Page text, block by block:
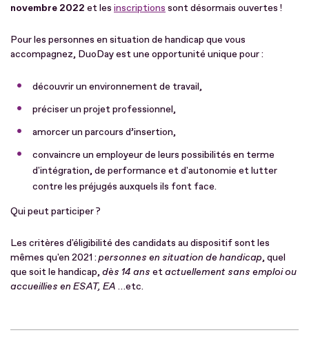
novembre 2022 et les inscriptions sont désormais ouvertes !
Pour les personnes en situation de handicap que vous
accompagnez, DuoDay est une opportunité unique pour :
découvrir un environnement de travail,
préciser un projet professionnel,
amorcer un parcours d’insertion,
convaincre un employeur de leurs possibilités en terme
d'intégration, de performance et d'autonomie et lutter
contre les préjugés auxquels ils font face.
Qui peut participer ?
Les critères d'éligibilité des candidats au dispositif sont les
mêmes qu'en 2021 :personnes en situation de handicap, quel
que soit le handicap, dès 14 ans etactuellement sans emploi ou
accueillies en ESAT, EA …etc.